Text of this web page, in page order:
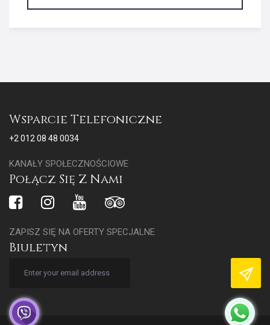
Wsparcie Telefoniczne
+2 012 08 48 0034
KANAŁY SPOŁECZNOŚCIOWE
Połącz Się Z Nami
ZAPISZ SIĘ NA OFERTY SPECJALNE
Biuletyn